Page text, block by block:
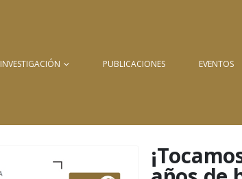
INVESTIGACIÓN PUBLICACIONES EVENTOS